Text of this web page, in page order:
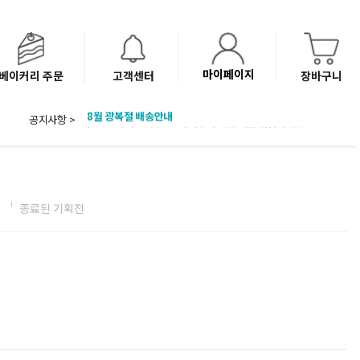
이커리 주문 고객센터 마이페이지 장바구니
공지사항 >
8월 광복절 배송안내
종료된 기획전